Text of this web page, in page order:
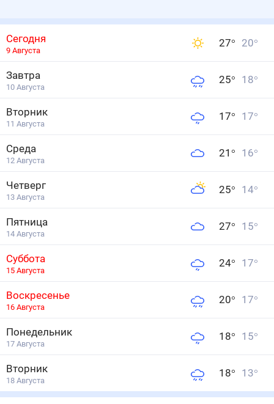
Сегодня
9 Августа
27° 20°
Завтра
10 Августа
25° 18°
Вторник
11 Августа
17° 17°
Среда
12 Августа
21 ° 16°
Четверг
13 Августа
25° 14°
Пятница
14 Августа
27° 15°
Суббота
15 Августа
24° 17°
Воскресенье
16 Августа
20° 17°
Понедельник
17 Августа
18° 15°
Вторник
18 Августа
18° 13°